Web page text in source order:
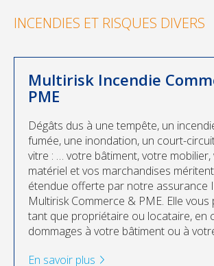
INCENDIES ET RISQUES DIVERS
Multirisk Incendie
PME
Dégâts dus à une tempête, un
fumée, une inondation, un court-
vitre : … votre bâtiment, votre mobilier,
matériel et vos marchandises
étendue offerte par notre assurance
Multirisk Commerce & PME. Elle
tant que propriétaire ou locataire, en
dommages à votre bâtiment ou à
En savoir plus